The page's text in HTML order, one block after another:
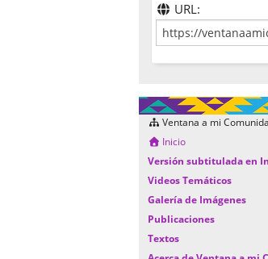
URL:
Ventana a mi
Inicio
Versión subtitulada en
Videos Temáticos
Galería de Imágenes
Publicaciones
Textos